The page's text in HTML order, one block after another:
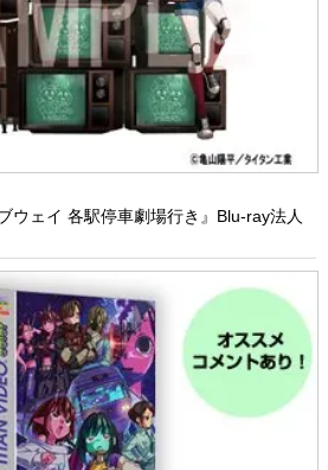
ウェイ 各駅停車劇場行き』Blu-ray法人